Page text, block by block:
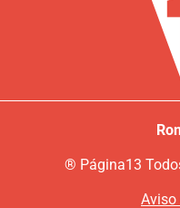
® Página13
Aviso